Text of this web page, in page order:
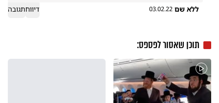
ללא שם 03.02.22 דיווחתגובה
תוכן שאסור לפספס: